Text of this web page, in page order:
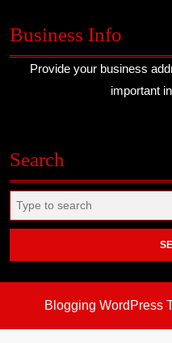
Business Info
Provide your business
important
Search
for:
Blogging WordPress